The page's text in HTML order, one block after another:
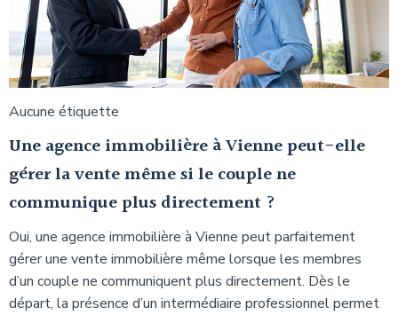
Aucune étiquette
Une agence immobilière à Vienne peut-elle
gérer la vente même si le couple ne
communique plus directement ?
Oui, une agence immobilière à Vienne peut parfaitement
gérer une vente immobilière même lorsque les membres
d’un couple ne communiquent plus directement. Dès le
départ, la présence d’un intermédiaire professionnel permet